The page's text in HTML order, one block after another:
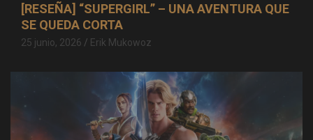
[RESEÑA] “SUPERGIRL” – UNA AVENTURA QUE
SE QUEDA CORTA
25 junio, 2026 Erik Mukowoz